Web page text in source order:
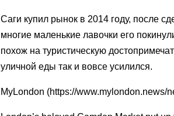
Саги купил рынок в 2014 году, после
многие маленькие лавочки его
похож на туристическую
уличной еды так и вовсе усилился.
MyLondon (https://www.mylondon.news/